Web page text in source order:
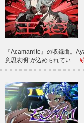
『Adamantite』の収録曲。
意思表明”が込められてい …